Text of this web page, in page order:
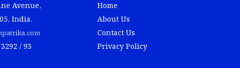
Avenue,
India.
/ 93
Home
About Us
Contact Us
Privacy Policy